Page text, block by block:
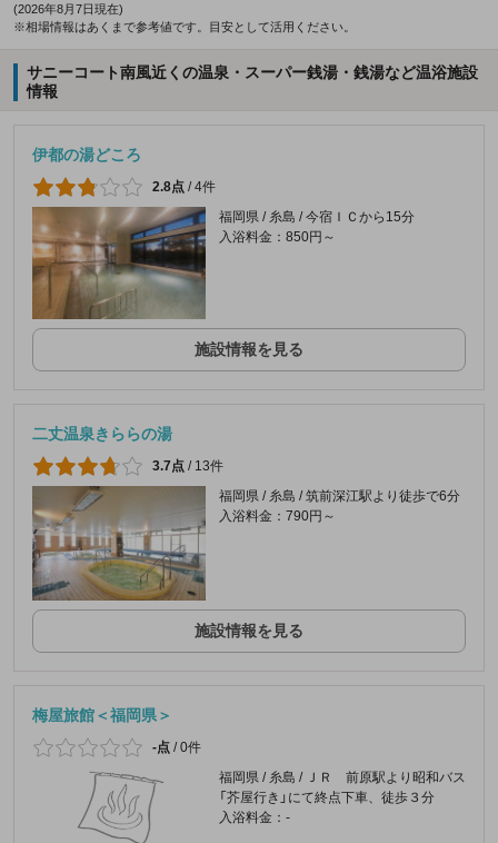
(2026年8月7日現在)
※相場情報はあくまで参考値です。目安として活用ください。
サニーコート南風近くの温泉・スーパー銭湯・銭湯など温浴施設
情報
伊都の湯どころ
2.8点 /4件
福岡県 / 糸島 / 今宿ＩＣから15分
入浴料金：850円～
施設情報を見る
二丈温泉きららの湯
3.7点 / 13件
福岡県 / 糸島 / 筑前深江駅より徒歩で6分
入浴料金：790円～
施設情報を見る
梅屋旅館＜福岡県＞
-点 /0件
福岡県 / 糸島 / ＪＲ 前原駅より昭和バス
「芥屋行き」にて終点下車、徒歩３分
入浴料金：-